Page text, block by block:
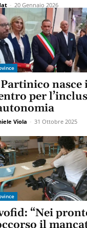
- 20 Gennaio 2026
nasce
per
Viola - 31 Ottobre 2025
“Nei
il